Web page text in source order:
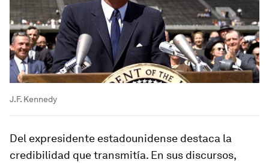
J.F. Kennedy
Del expresidente estadounidense destaca la
credibilidad que transmitía. En sus discursos,